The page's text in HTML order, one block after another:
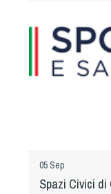
05 Sep
Spazi Civici